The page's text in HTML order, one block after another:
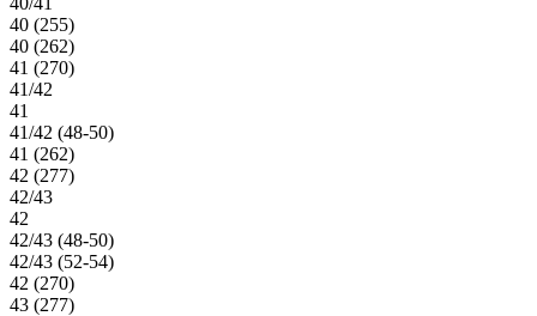
40 (255)
40 (262)
41 (270)
41/42
41
41/42 (48-50)
41 (262)
42 (277)
42/43
42
42/43 (48-50)
42/43 (52-54)
42 (270)
43 (277)